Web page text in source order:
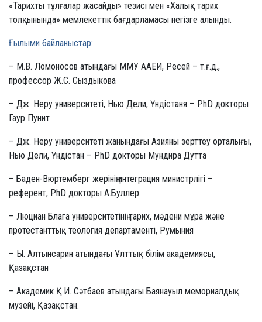
«Тарихты тұлғалар жасайды» тезисі мен «Халық тарих
толқынында» мемлекеттік бағдарламасы негізге алынды.
Ғылыми байланыстар:
– М.В. Ломоносов атындағы ММУ ААЕИ, Ресей – т.ғ.д.,
профессор Ж.С. Сыздыкова
– Дж. Неру университеті, Нью Дели, Үндістаня – PhD докторы
Гаур Пунит
– Дж. Неру университеті жанындағы Азияны зерттеу орталығы,
Нью Дели, Үндістан – PhD докторы Мундира Дутта
– Баден-Вюртемберг жерінің интеграция министрлігі –
референт, PhD докторы А.Буллер
– Люциан Блага университетінің тарих, мәдени мұра және
протестанттық теология департаменті, Румыния
– Ы. Алтынсарин атындағы Ұлттық білім академиясы,
Қазақстан
– Академик Қ.И. Сәтбаев атындағы Баянауыл мемориалдық
музейі, Қазақстан.